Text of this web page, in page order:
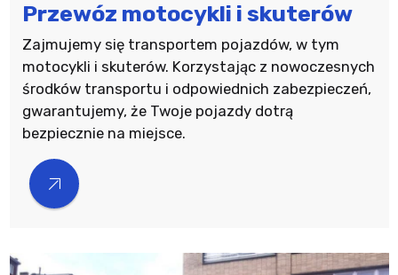
Przewóz motocykli i skuterów
Zajmujemy się transportem pojazdów, w tym
motocykli i skuterów. Korzystając z nowoczesnych
środków transportu i odpowiednich zabezpieczeń,
gwarantujemy, że Twoje pojazdy dotrą
bezpiecznie na miejsce.